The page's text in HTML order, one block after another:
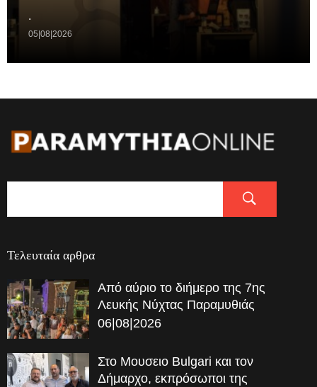
.
05|08|2026
Τελευταία αρθρα
Από αύριο το διήμερο της 7ης
Λευκής Νύχτας Παραμυθιάς
06|08|2026
Στο Μουσειο Bulgari και τον
Δήμαρχο, εκπρόσωποι της